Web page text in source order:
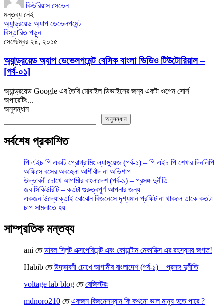
কিউরিয়াস সেভেন
মন্তব্য নেই
অ্যান্ড্রয়েড অ্যাপ ডেভেলপমেন্ট
বিস্তারিত পড়ুন
সেপ্টেম্বর ২৪, ২০১৫
অ্যান্ড্রয়েড অ্যাপ ডেভেলপমেন্ট বেসিক বাংলা ভিডিও টিউটোরিয়াল –
[পর্ব-০১]
অ্যান্ড্রয়েড Google এর তৈরি মোবাইল ডিভাইসের জন্য একটা ওপেন সোর্স
অপারেটিং...
অনুসন্ধান
অনুসন্ধান
সর্বশেষ প্রকাশিত
পি এইচ পি একটি প্রোগ্রামিং ল্যাঙ্গুয়েজ (পর্ব-১) – পি এইচ পি শেখার দিনলিপি
অফিসে বসের অবহেলা আশীর্বাদ না অভিশাপ
উদ্ভাবনী চোখে আগামীর বাংলাদেশ (পর্ব-১) – প্রসঙ্গ দুর্নীতি
জব সিকিউরিটি – কতটা গুরুত্বপূর্ণ আপনার জন্য
একজন উদ্যোক্তাই বোঝেন বিজনেসে দৃশ্যমান প্রফিট না থাকলে তাকে কতটা
চাপ সামলাতে হয়
সাম্প্রতিক মন্তব্য
ani তেডাবল স্লিট এক্সপেরিমেন্ট এবং কোয়ান্টাম মেকানিক্স এর রহস্যময় জগত!
Habib তেউদ্ভাবনী চোখে আগামীর বাংলাদেশ (পর্ব-১) – প্রসঙ্গ দুর্নীতি
voltage lab blog তেরেজিস্টরঃ
mdnoro210 তেএকজন বিজনেসম্যান কি কখনো ভাল মানুষ হতে পারে ?